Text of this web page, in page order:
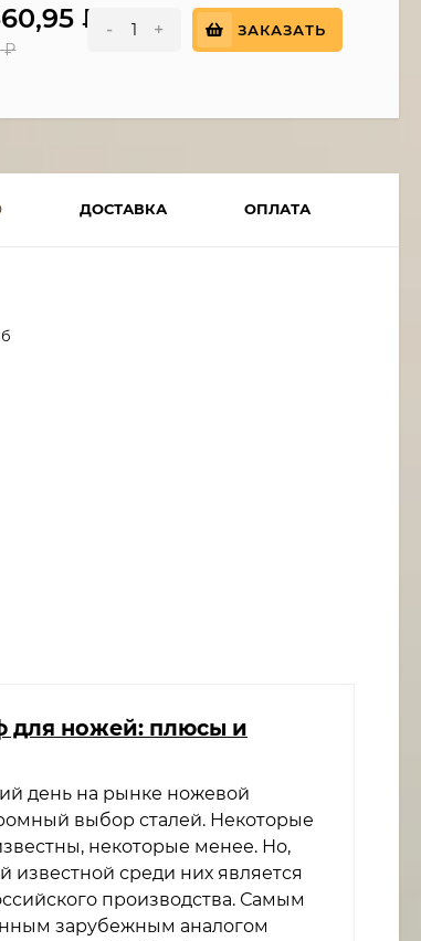
₽
₽
- + ЗАКАЗАТЬ
ДОСТАВКА ОПЛАТА
для ножей: плюсы и
день на рынке ножевой
выбор сталей. Некоторые
некоторые менее. Но,
известной среди них является
производства. Самым
зарубежным аналогом